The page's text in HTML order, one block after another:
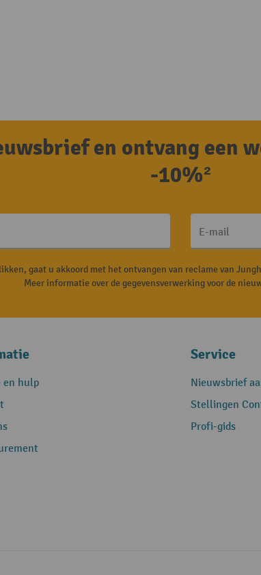
en ontvang een
-10%²
E-mail
gaat u akkoord met het ontvangen van reclame van
Meer informatie over de gegevensverwerking voor de
en hulp
Service
Nieuwsbrief
Stellingen
Profi-gids